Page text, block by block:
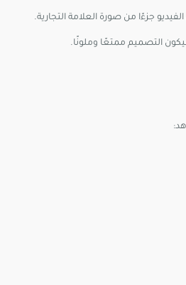
جزءًا من صورة العلامة التجارية.
التصميم ممتعًا وملونًا.